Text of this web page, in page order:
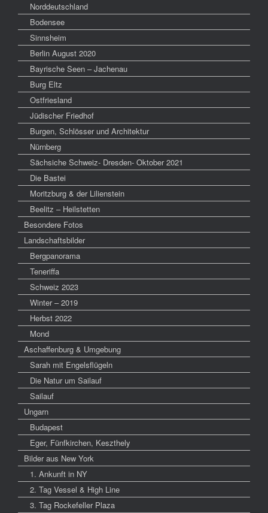
Norddeutschland
Bodensee
Sinnsheim
Berlin August 2020
Bayrische Seen – Jachenau
Burg Eltz
Ostfriesland
Jüdischer Friedhof
Burgen, Schlösser und Architektur
Nürnberg
Sächsiche Schweiz- Dresden- Oktober 2021
Die Bastei
Moritzburg & der Lilienstein
Beelitz – Heilstetten
Besondere Fotos
Landschaftsbilder
Bergpanorama
Teneriffa
Schweiz 2023
Winter – 2019
Herbst 2022
Mond
Aschaffenburg & Umgebung
Sarah mit Engelsflügeln
Die Natur um Sailauf
Sailauf
Ungarn
Budapest
Eger, Fünfkirchen, Keszthely
Bilder aus New York
1. Ankunft in NY
2. Tag Vessel & High Line
3. Tag Rockefeller Plaza